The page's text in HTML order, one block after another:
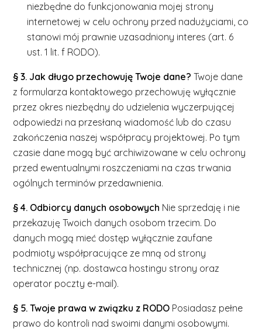
niezbędne do funkcjonowania mojej strony
internetowej w celu ochrony przed nadużyciami, co
stanowi mój prawnie uzasadniony interes (art. 6
ust. 1 lit. f RODO).
§ 3. Jak długo przechowuję Twoje dane? Twoje dane
z formularza kontaktowego przechowuję wyłącznie
przez okres niezbędny do udzielenia wyczerpującej
odpowiedzi na przesłaną wiadomość lub do czasu
zakończenia naszej współpracy projektowej. Po tym
czasie dane mogą być archiwizowane w celu ochrony
przed ewentualnymi roszczeniami na czas trwania
ogólnych terminów przedawnienia.
§ 4. Odbiorcy danych osobowych Nie sprzedaję i nie
przekazuję Twoich danych osobom trzecim. Do
danych mogą mieć dostęp wyłącznie zaufane
podmioty współpracujące ze mną od strony
technicznej (np. dostawca hostingu strony oraz
operator poczty e-mail).
§ 5. Twoje prawa w związku z RODO Posiadasz pełne
prawo do kontroli nad swoimi danymi osobowymi.